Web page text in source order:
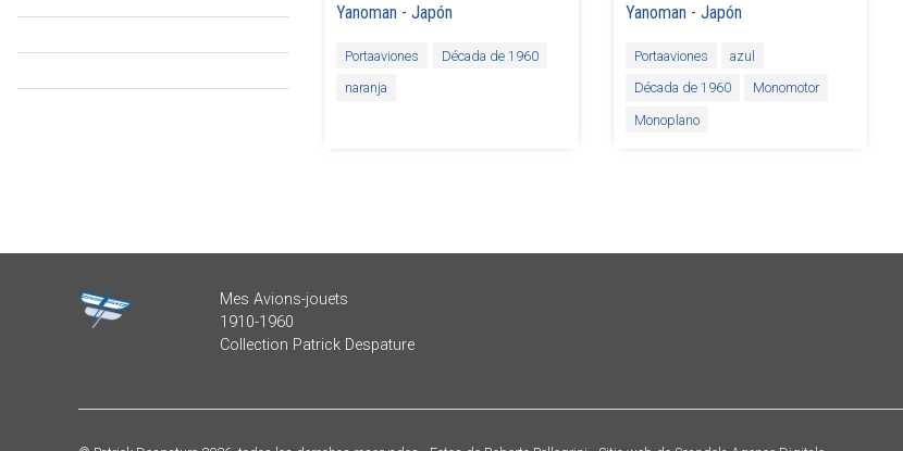
Yanoman -Japón
Portaaviones
Década de 1960
naranja
Yanoman - Japón
Portaaviones
azul
Década de 1960
Monomotor
Monoplano
Mes Avions-jouets
1910-1960
Collection Patrick Despature